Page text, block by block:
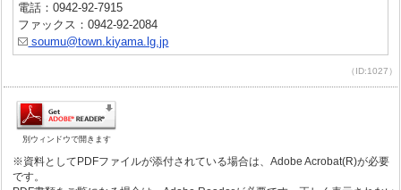
電話：0942-92-7915
ファックス：0942-92-2084
soumu@town.kiyama.lg.jp
（ID:1027）
別ウィンドウで開きます
※資料としてPDFファイルが添付されている場合は、Adobe Acrobat(R)が必要
です。